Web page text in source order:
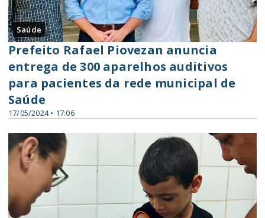
Saúde
17/05/2024 • 17:06
Prefeito Rafael Piovezan anuncia
entrega de 300 aparelhos auditivos
para pacientes da rede municipal de
Saúde